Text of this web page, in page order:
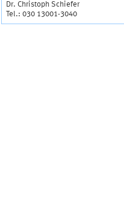
Dr. Christoph Schiefer
Tel.: 030 13001-3040